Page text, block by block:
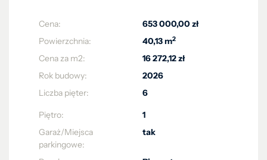
Cena:
653 000,00 zł
Powierzchnia:
40,13 m2
Cena za m2:
16 272,12 zł
Rok budowy:
2026
Liczba pięter:
6
Piętro:
1
Garaż/Miejsca
parkingowe:
tak